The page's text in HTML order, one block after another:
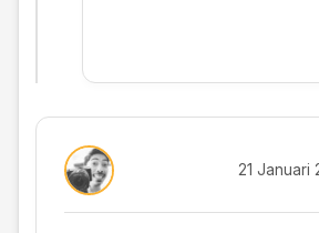
21 Januari